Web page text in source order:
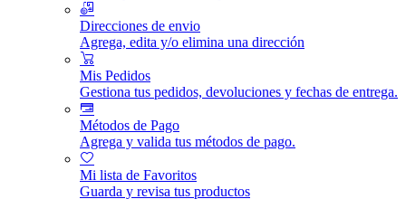
Direcciones de envio
Agrega, edita y/o elimina una dirección
Mis Pedidos
Gestiona tus pedidos, devoluciones y fechas de entrega.
Métodos de Pago
Agrega y valida tus métodos de pago.
Mi lista de Favoritos
Guarda y revisa tus productos